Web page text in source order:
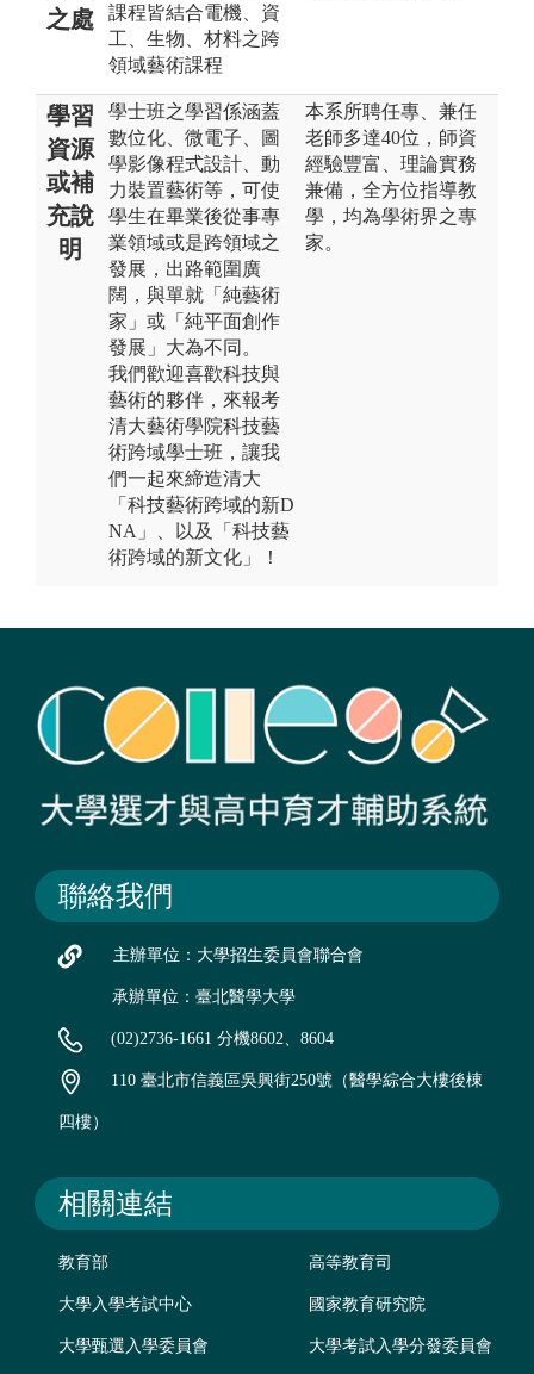
之處
課程皆結合電機、資
工、生物、材料之跨
領域藝術課程
學習
資源
或補
充說
明
學士班之學習係涵蓋
數位化、微電子、圖
學影像程式設計、動
力裝置藝術等，可使
學生在畢業後從事專
業領域或是跨領域之
發展，出路範圍廣
闊，與單就「純藝術
家」或「純平面創作
發展」大為不同。
我們歡迎喜歡科技與
藝術的夥伴，來報考
清大藝術學院科技藝
術跨域學士班，讓我
們一起來締造清大
「科技藝術跨域的新D
NA」、以及「科技藝
術跨域的新文化」！
本系所聘任專、兼任
老師多達40位，師資
經驗豐富、理論實務
兼備，全方位指導教
學，均為學術界之專
家。
聯絡我們
主辦單位：大學招生委員會聯合會
承辦單位：臺北醫學大學
(02)2736-1661 分機8602、8604
110 臺北市信義區吳興街250號（醫學綜合大樓後棟
四樓）
相關連結
教育部 高等教育司
大學入學考試中心 國家教育研究院
大學甄選入學委員會 大學考試入學分發委員會